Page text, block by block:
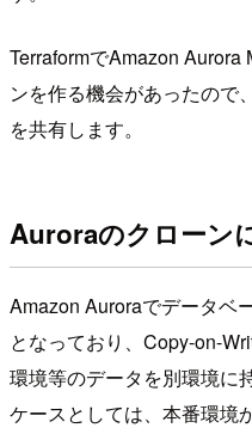
TerraformでAmazon
ンを作る機会があったので
を共有します。
Auroraのクローン
Amazon Auroraでデータベ
となっており、Copy-on-
環境等のデータを別環境に
ケースとしては、本番環境